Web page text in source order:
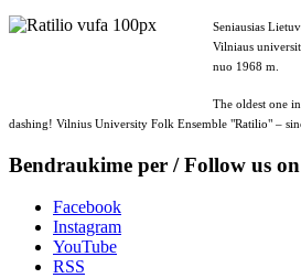
Seniausias
Vilniaus
nuo 1968 m.
The oldest one
dashing! Vilnius University Folk Ensemble "Ratilio" –
Bendraukime per / Follow us on
Facebook
Instagram
YouTube
RSS